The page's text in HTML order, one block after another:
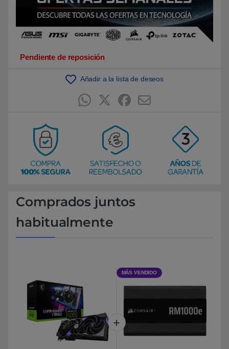
l
i
e
t
e
Pendiente de reposición
Añadir a la lista de deseos
Comprados juntos
habitualmente
MÁS VENDIDO